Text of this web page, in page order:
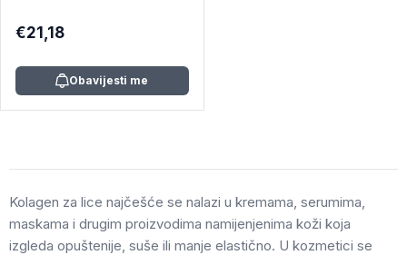
€21,18
Obavijesti me
Kolagen za lice najčešće se nalazi u kremama, serumima,
maskama i drugim proizvodima namijenjenima koži koja
izgleda opuštenije, suše ili manje elastično. U kozmetici se